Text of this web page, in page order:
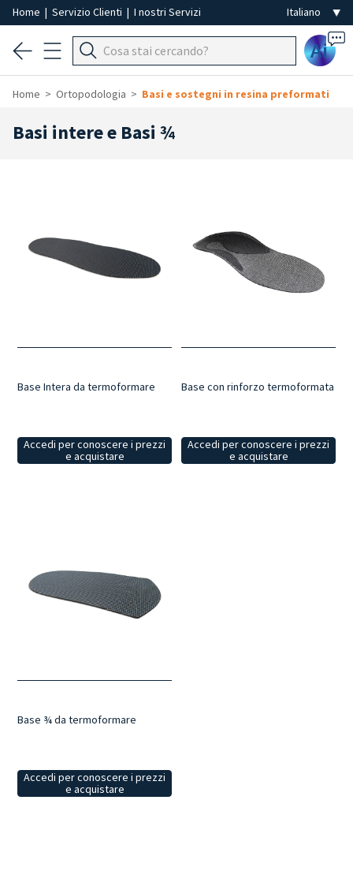
Home | Servizio Clienti | I nostri Servizi
Ai
Home Ortopodologia Basi e sostegni in resina preformati
Basi intere e Basi ¾
Base Intera da termoformare
Accedi per conoscere i prezzi
e acquistare
Base con rinforzo termoformata
Accedi per conoscere i prezzi
e acquistare
Base ¾ da termoformare
Accedi per conoscere i prezzi
e acquistare